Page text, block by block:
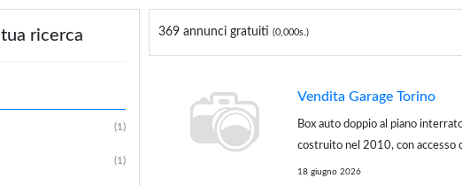
ricerca
(1)
(1)
369 annunci gratuiti (0,000s.)
Vendita Garage Torino
Box auto doppio al piano
costruito nel 2010, con accesso
Il box misura 10 x 3,5 metri per
18 giugno 2026